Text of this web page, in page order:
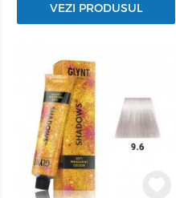
VEZI PRODUSUL